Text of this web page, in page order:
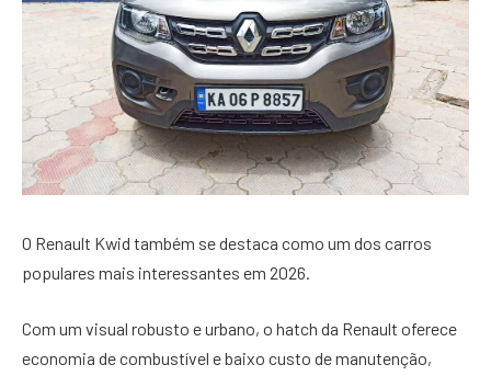
O Renault Kwid também se destaca como um dos carros
populares mais interessantes em 2026.
Com um visual robusto e urbano, o hatch da Renault oferece
economia de combustível e baixo custo de manutenção,